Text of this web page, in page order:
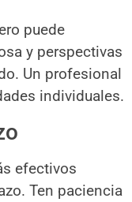
puede
y perspectivas
Un profesional
individuales.
efectivos
Ten paciencia